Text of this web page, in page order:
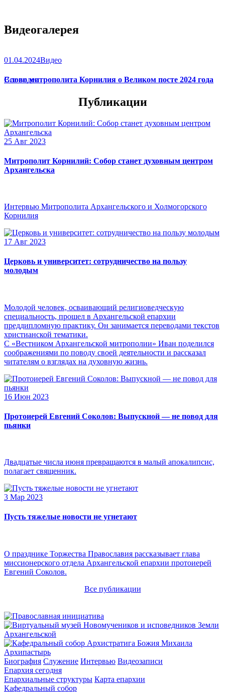
Видеогалерея
01.04.2024Видео
Слово митрополита Корнилия о Великом посте 2024 года
Все видео
Публикации
25 Авг 2023
Митрополит Корнилий: Собор станет духовным центром
Архангельска
Интервью Митрополита Архангельского и Холмогорского
Корнилия
17 Авг 2023
Церковь и университет: сотрудничество на пользу
молодым
Молодой человек, осваивающий религиоведческую
специальность, прошел в Архангельской епархии
преддипломную практику. Он занимается переводами текстов
христианской тематики.
С «Вестником Архангельской митрополии» Иван поделился
соображениями по поводу своей деятельности и рассказал
читателям о взглядах на духовную жизнь.
16 Июн 2023
Протоиерей Евгений Соколов: Выпускной — не повод для
пьянки
Двадцатые числа июня превращаются в малый апокалипсис,
полагает священник.
3 Мар 2023
Пусть тяжелые новости не угнетают
О празднике Торжества Православия рассказывает глава
миссионерского отдела Архангельской епархии протоиерей
Евгений Соколов.
Все публикации
Архипастырь
Биография Служение Интервью Видеозаписи
Епархия сегодня
Епархиальные структуры Карта епархии
Кафедральный собор